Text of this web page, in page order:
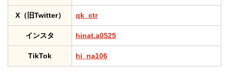
X（旧Twitter） qk_ctr
インスタ hinat.a0525
TikTok hi_na106